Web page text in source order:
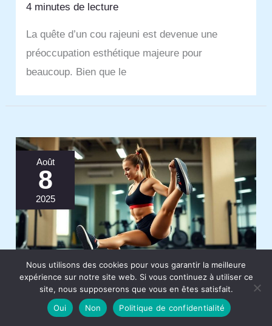
4 minutes de lecture
La quête d’un cou rajeuni est devenue une
préoccupation esthétique majeure pour
beaucoup. Bien que le
Août
8
2025
Entraînement optimal :
Nous utilisons des cookies pour vous garantir la meilleure
expérience sur notre site web. Si vous continuez à utiliser ce
site, nous supposerons que vous en êtes satisfait.
Oui
Non Politique de confidentialité